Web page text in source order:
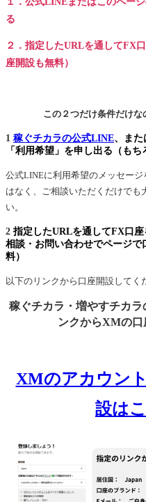
る
２．指定したURLを通してFX
座開設も無料）
この２つだけ条件だけな
1 稼ぐチカラの公式LINE、ま
「利用希望」を申し出る（もち
公式LINEに利用希望のメッセー
はなく、ご相談いただくだけでも
い。
2 指定したURLを通してFX口
相談・お問い合わせでページ
料）
以下のリンクから口座開設してく
稼ぐチカラ・増やすチカ
ンクからXMの口
XMのアカウン
設は